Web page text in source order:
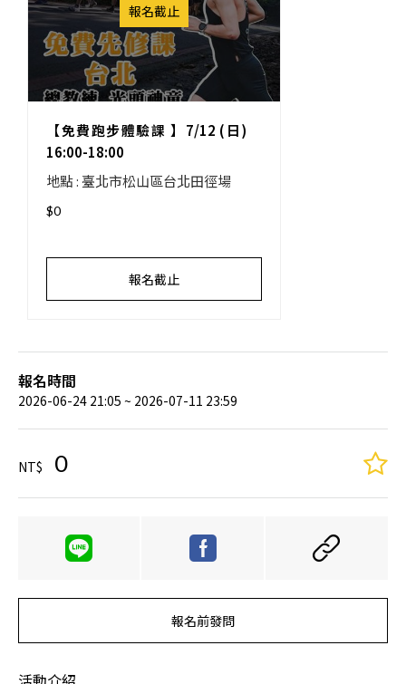
報名截止
【免費跑步體驗課 】7/12 (日)
16:00-18:00
地點 : 臺北市松山區台北田徑場
$0
報名截止
報名時間
2026-06-24 21:05 ~ 2026-07-11 23:59
NT$ 0
報名前發問